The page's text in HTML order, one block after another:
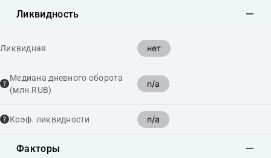
Ликвидность
Ликвидная нет
Медиана дневного оборота
(млн.RUB)
n/a
Коэф. ликвидности n/a
Факторы